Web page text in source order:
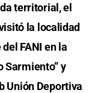
territorial, el
la localidad
FANI en la
Sarmiento” y
Unión Deportiva